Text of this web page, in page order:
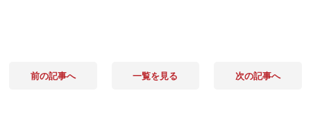
前の記事へ 一覧を見る 次の記事へ